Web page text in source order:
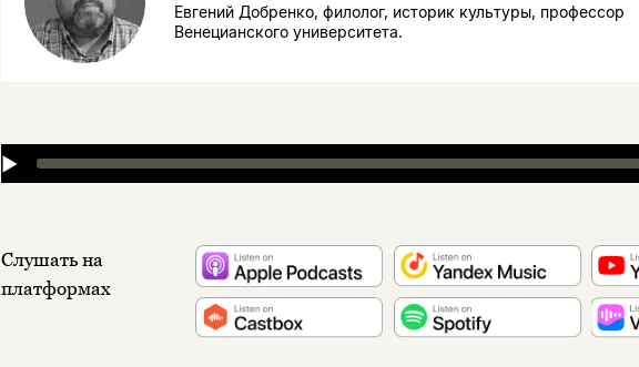
Евгений Добренко, филолог, историк культуры, профессор
Венецианского университета.
▶
Слушать на
платформах